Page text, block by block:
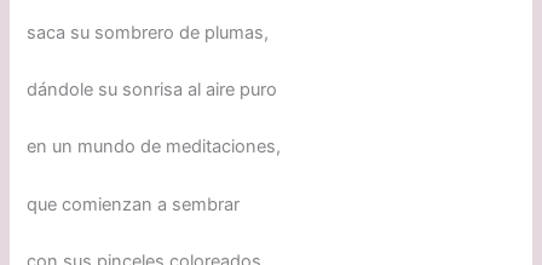
saca su sombrero de plumas,
dándole su sonrisa al aire puro
en un mundo de meditaciones,
que comienzan a sembrar